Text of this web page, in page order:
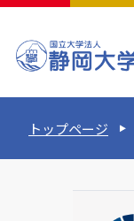
トップページ